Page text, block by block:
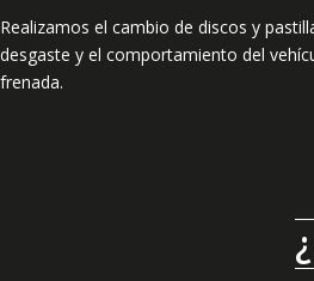
Realizamos el cambio de discos y
desgaste y el comportamiento del
frenada.